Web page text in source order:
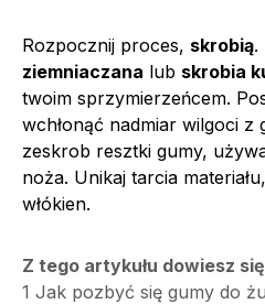
Rozpocznij proces, skrobią.
ziemniaczana lub skrobia
twoim sprzymierzeńcem.
wchłonąć nadmiar wilgoci z
zeskrob resztki gumy,
noża. Unikaj tarcia
włókien.
Z tego artykułu dowiesz
1 Jak pozbyć się gumy do